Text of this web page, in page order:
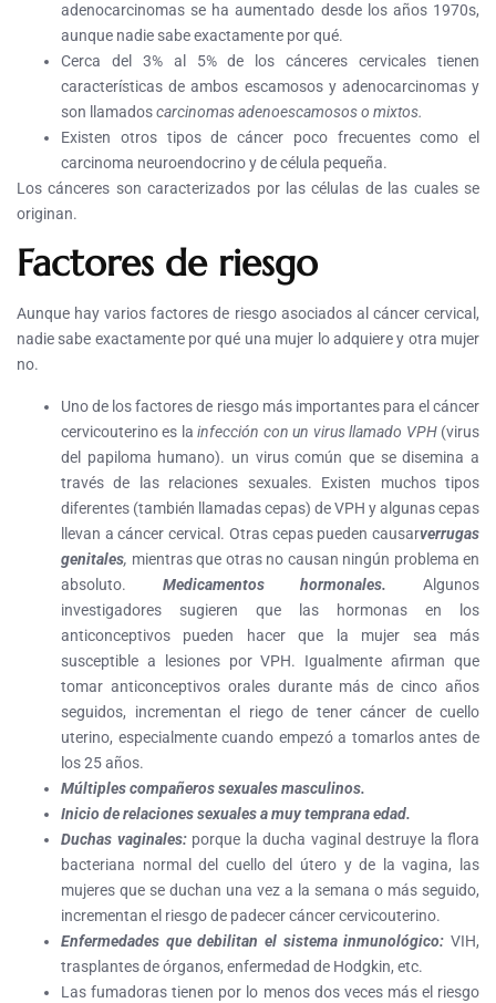
adenocarcinomas se ha aumentado desde los años 1970s,
aunque nadie sabe exactamente por qué.
Cerca del 3% al 5% de los cánceres cervicales tienen
características de ambos escamosos y adenocarcinomas y
son llamadoscarcinomas adenoescamosos o mixtos.
Existen otros tipos de cáncer poco frecuentes como el
carcinoma neuroendocrino y de célula pequeña.
Los cánceres son caracterizados por las células de las cuales se
originan.
Factores de riesgo
Aunque hay varios factores de riesgo asociados al cáncer cervical,
nadie sabe exactamente por qué una mujer lo adquiere y otra mujer
no.
Uno de los factores de riesgo más importantes para el cáncer
cervicouterino es lainfección con un virus llamado VPH(virus
del papiloma humano). un virus común que se disemina a
través de las relaciones sexuales. Existen muchos tipos
diferentes (también llamadas cepas) de VPH y algunas cepas
llevan a cáncer cervical. Otras cepas pueden causarverrugas
genitales, mientras que otras no causan ningún problema en
absoluto. Medicamentos hormonales. Algunos
investigadores sugieren que las hormonas en los
anticonceptivos pueden hacer que la mujer sea más
susceptible a lesiones por VPH. Igualmente afirman que
tomar anticonceptivos orales durante más de cinco años
seguidos, incrementan el riego de tener cáncer de cuello
uterino, especialmente cuando empezó a tomarlos antes de
los 25 años.
Múltiples compañeros sexuales masculinos.
Inicio de relaciones sexuales a muy temprana edad.
Duchas vaginales:porque la ducha vaginal destruye la flora
bacteriana normal del cuello del útero y de la vagina, las
mujeres que se duchan una vez a la semana o más seguido,
incrementan el riesgo de padecer cáncer cervicouterino.
Enfermedades que debilitan el sistema inmunológico: VIH,
trasplantes de órganos, enfermedad de Hodgkin, etc.
Las fumadoras tienen por lo menos dos veces más el riesgo